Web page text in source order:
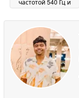
частотой 540 Гц и